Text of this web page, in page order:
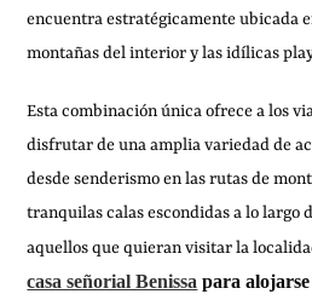
encuentra estratégicamente ubicada
montañas del interior y las idílicas
Esta combinación única ofrece a los
disfrutar de una amplia variedad de
desde senderismo en las rutas de
tranquilas calas escondidas a lo largo
aquellos que quieran visitar la
casa señorial Benissa para alojarse